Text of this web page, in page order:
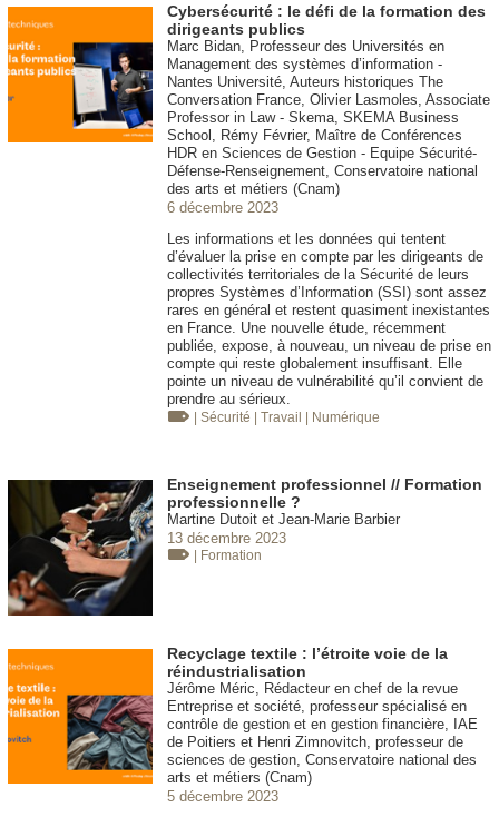
Cybersécurité : le défi de la formation des
dirigeants publics
Marc Bidan, Professeur des Universités en
Management des systèmes d’information -
Nantes Université, Auteurs historiques The
Conversation France, Olivier Lasmoles, Associate
Professor in Law - Skema, SKEMA Business
School, Rémy Février, Maître de Conférences
HDR en Sciences de Gestion - Equipe Sécurité-
Défense-Renseignement, Conservatoire national
des arts et métiers (Cnam)
6 décembre 2023
Les informations et les données qui tentent
d’évaluer la prise en compte par les dirigeants de
collectivités territoriales de la Sécurité de leurs
propres Systèmes d’Information (SSI) sont assez
rares en général et restent quasiment inexistantes
en France. Une nouvelle étude, récemment
publiée, expose, à nouveau, un niveau de prise en
compte qui reste globalement insuffisant. Elle
pointe un niveau de vulnérabilité qu’il convient de
prendre au sérieux.
| Sécurité | Travail | Numérique
Enseignement professionnel // Formation
professionnelle ?
Martine Dutoit et Jean-Marie Barbier
13 décembre 2023
| Formation
Recyclage textile : l’étroite voie de la
réindustrialisation
Jérôme Méric, Rédacteur en chef de la revue
Entreprise et société, professeur spécialisé en
contrôle de gestion et en gestion financière, IAE
de Poitiers et Henri Zimnovitch, professeur de
sciences de gestion, Conservatoire national des
arts et métiers (Cnam)
5 décembre 2023